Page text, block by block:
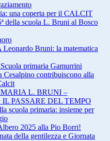
una coperta per il CALCIT
della scuola L. Bruni al Bosco
Leonardo Bruni: la matematica
primaria Gamurrini
Cesalpino contribuiscono alla
L. BRUNI –
PASSARE DEL TEMPO
scuola primaria: insieme per
2025 alla Pio Borri!
della gentilezza e Giornata